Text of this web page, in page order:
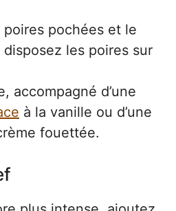
pochées et le
disposez les poires sur
accompagné d’une
à la vanille ou d’une
fouettée.